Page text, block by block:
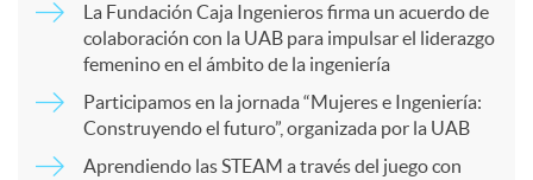
La Fundación Caja Ingenieros firma un acuerdo de
colaboración con la UAB para impulsar el liderazgo
femenino en el ámbito de la ingeniería
Participamos en la jornada “Mujeres e Ingeniería:
Construyendo el futuro”, organizada por la UAB
Aprendiendo las STEAM a través del juego con